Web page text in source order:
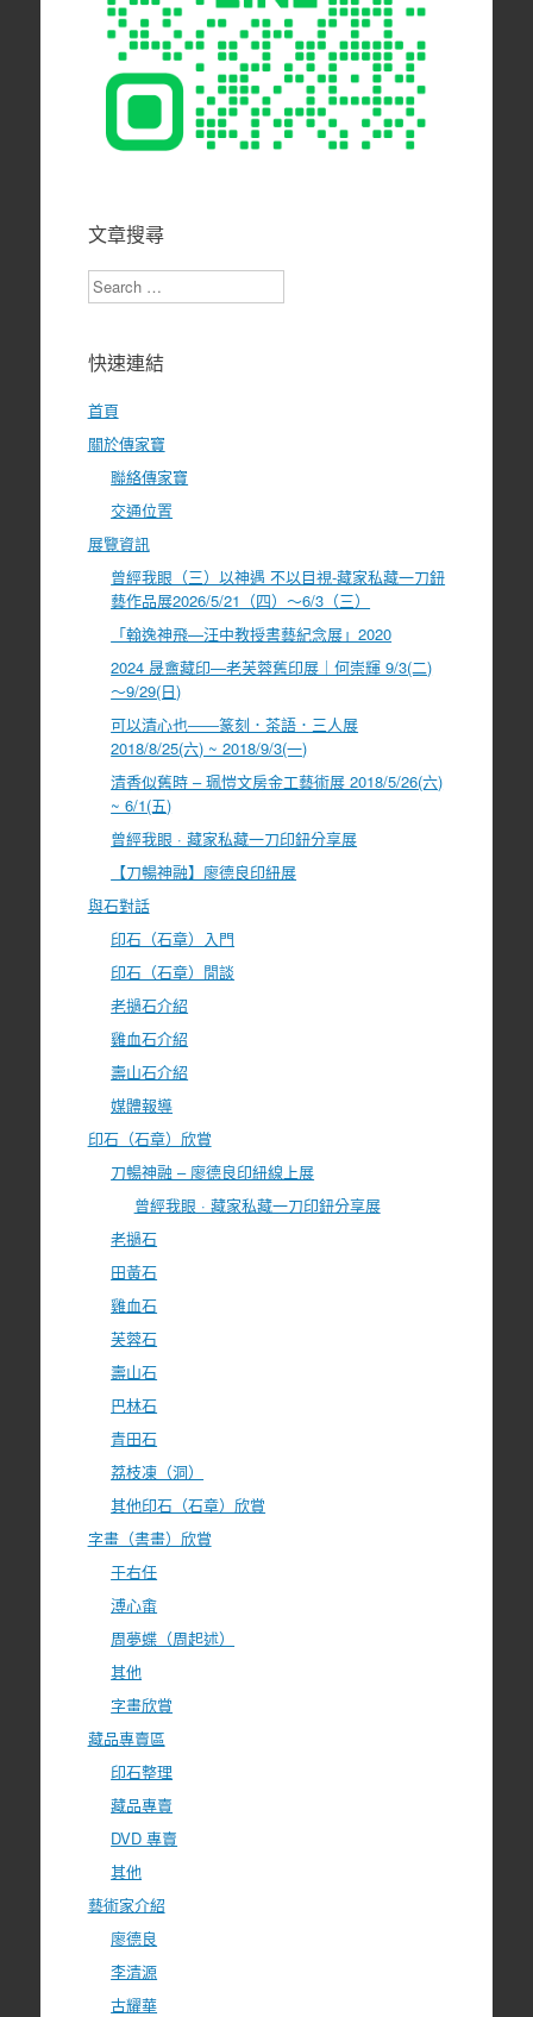
文章搜尋
Search
快速連結
首頁
關於傳家寶
聯絡傳家寶
交通位置
展覽資訊
曾經我眼（三）以神遇 不以目視-藏家私藏一刀鈕
藝作品展2026/5/21（四）～6/3（三）
「翰逸神飛—汪中教授書藝紀念展」2020
2024 晟盦藏印—老芙蓉舊印展｜何崇輝 9/3(二)
～9/29(日)
可以清心也――篆刻．茶語．三人展
2018/8/25(六) ~ 2018/9/3(一)
清香似舊時 – 珮愷文房金工藝術展 2018/5/26(六)
~ 6/1(五)
曾經我眼 · 藏家私藏一刀印鈕分享展
【刀暢神融】廖德良印紐展
與石對話
印石（石章）入門
印石（石章）閒談
老撾石介紹
雞血石介紹
壽山石介紹
媒體報導
印石（石章）欣賞
刀暢神融 – 廖德良印紐線上展
曾經我眼 · 藏家私藏一刀印鈕分享展
老撾石
田黃石
雞血石
芙蓉石
壽山石
巴林石
青田石
荔枝凍（洞）
其他印石（石章）欣賞
字畫（書畫）欣賞
于右任
溥心畬
周夢蝶（周起述）
其他
字畫欣賞
藏品專賣區
印石整理
藏品專賣
DVD 專賣
其他
藝術家介紹
廖德良
李清源
古耀華